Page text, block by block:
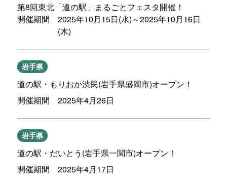
第8回東北「道の駅」まるごとフェスタ開催！
開催期間 2025年10月15日(水)～2025年10月16日
(木)
岩手県
道の駅・もりおか渋民(岩手県盛岡市)オープン！
開催期間 2025年4月26日
岩手県
道の駅・だいとう(岩手県一関市)オープン！
開催期間 2025年4月17日